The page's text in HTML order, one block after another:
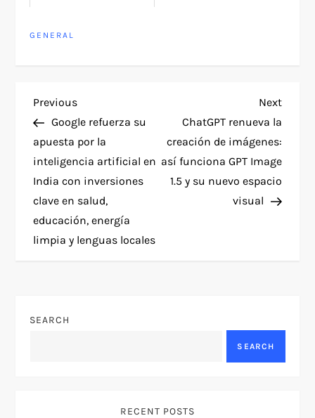
GENERAL
P
o
s
t
n
Previous
Post
Previous
Google refuerza su
apuesta por la
inteligencia artificial en
India con inversiones
clave en salud,
educación, energía
limpia y lenguas locales
Next
Post
Next
ChatGPT renueva la
creación de imágenes:
así funciona GPT Image
1.5 y su nuevo espacio
visual
SEARCH
SEARCH
RECENT POSTS